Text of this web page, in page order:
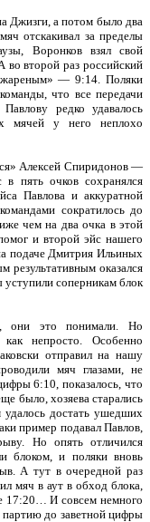
Джизги, а потом было два
отскакивал за пределы
Воронков взял свой
во второй раз российский
жареным» — 9:14. Поляки
что все передачи
редко удавалось
мячей у него неплохо
Алексей Спиридонов —
пять очков сохранялся
Павлова и аккуратной
сократилось до
чем на два очка в этой
и второй эйс нашего
подаче Дмитрия Ильиных
оказался
соперникам блок
они это понимали. Но
непросто. Особенно
отправил на нашу
мяч глазами, не
6:10, показалось, что
было, хозяева старались
достать ушедших
пример подавал Павлов,
Но опять отличился
блоком, и поляки вновь
А тут в очередной раз
мяч в аут в обход блока,
17:20… И совсем немного
партию до заветной цифры